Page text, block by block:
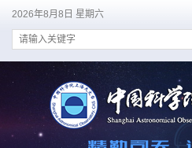
2026年8月8日 星期六